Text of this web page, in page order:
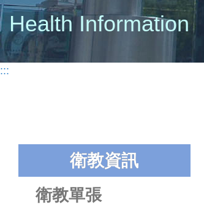
Health Information
:::
衛教資訊
衛教單張